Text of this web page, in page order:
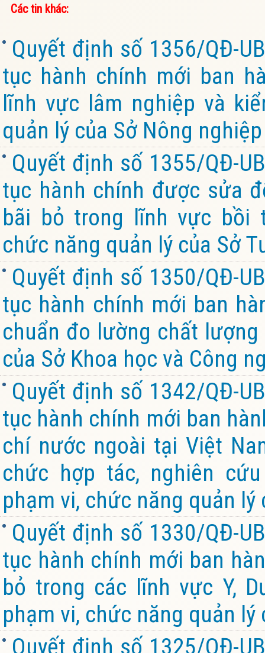
Các tin khác:
Quyết định số 1356/QĐ-
tục hành chính mới ban
lĩnh vực lâm nghiệp và
quản lý của Sở Nông
Quyết định số 1355/QĐ-
tục hành chính được sửa
bãi bỏ trong lĩnh vực bồi
chức năng quản lý của Sở
Quyết định số 1350/QĐ-
tục hành chính mới ban
chuẩn đo lường chất
của Sở Khoa học và Công
Quyết định số 1342/QĐ-
tục hành chính mới ban
chí nước ngoài tại Việt
chức hợp tác, nghiên
phạm vi, chức năng quản
Quyết định số 1330/QĐ-
tục hành chính mới ban
bỏ trong các lĩnh vực Y,
phạm vi, chức năng quản
Quyết định số 1325/QĐ-